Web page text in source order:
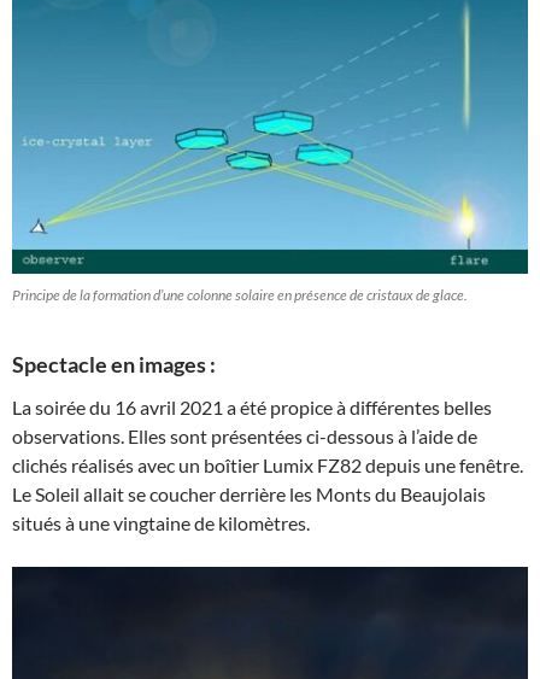
Principe de la formation d’une colonne solaire en présence de cristaux de glace.
Spectacle en images :
La soirée du 16 avril 2021 a été propice à différentes belles
observations. Elles sont présentées ci-dessous à l’aide de
clichés réalisés avec un boîtier Lumix FZ82 depuis une fenêtre.
Le Soleil allait se coucher derrière les Monts du Beaujolais
situés à une vingtaine de kilomètres.